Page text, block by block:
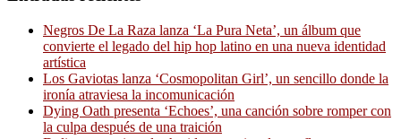
Negros De La Raza lanza ‘La Pura Neta’, un álbum que
convierte el legado del hip hop latino en una nueva identidad
artística
Los Gaviotas lanza ‘Cosmopolitan Girl’, un sencillo donde la
ironía atraviesa la incomunicación
Dying Oath presenta ‘Echoes’, una canción sobre romper con
la culpa después de una traición